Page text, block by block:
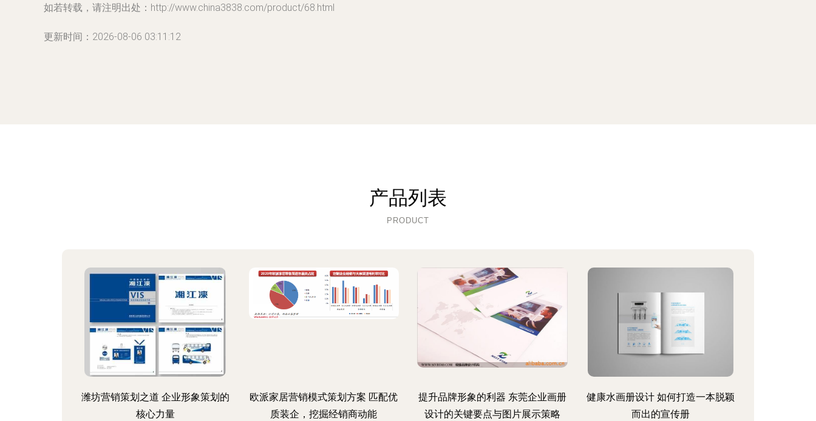
如若转载，请注明出处：http://www.china3838.com/product/68.html
更新时间：2026-08-06 03:11:12
产品列表
PRODUCT
潍坊营销策划之道 企业形象策划的
核心力量
欧派家居营销模式策划方案 匹配优
质装企，挖掘经销商动能
提升品牌形象的利器 东莞企业画册
设计的关键要点与图片展示策略
健康水画册设计 如何打造一本脱颖
而出的宣传册